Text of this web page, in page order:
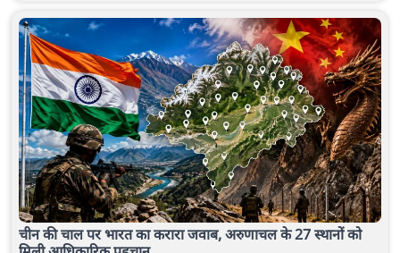
चीन की चाल पर भारत का करारा जवाब, अरुणाचल के 27 स्थानों को